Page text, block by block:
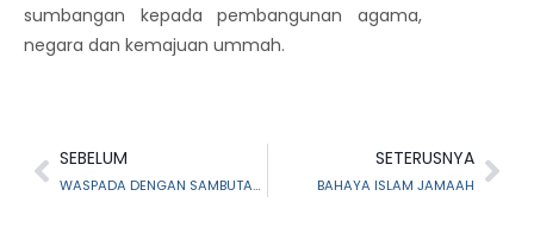
sumbangan kepada pembangunan agama,
negara dan kemajuan ummah.
SEBELUM
WASPADA DENGAN SAMBUTAN HARI GHADIR
SETERUSNYA
BAHAYA ISLAM JAMAAH